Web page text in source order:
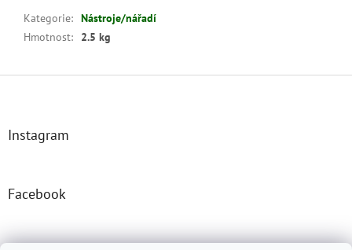
Kategorie: Nástroje/nářadí
Hmotnost: 2.5 kg
Instagram
Facebook